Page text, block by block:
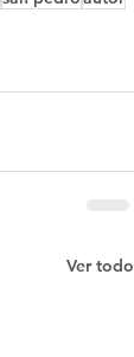
Ver todo